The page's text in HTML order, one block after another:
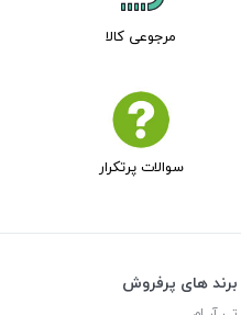
مرجوعی کالا
سوالات پرتکرار
برند های پرفروش